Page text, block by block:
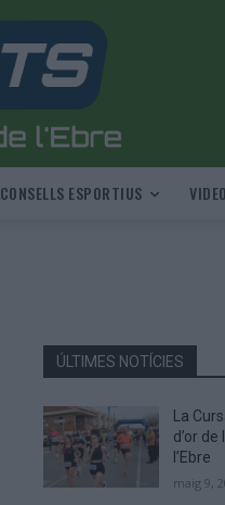
CONSELLS ESPORTIUS VIDEO
ÚLTIMES NOTÍCIES
La
d’or
l’Ebre
maig 9,